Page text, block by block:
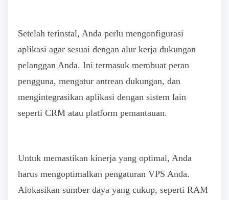
Setelah terinstal, Anda perlu mengonfigurasi
aplikasi agar sesuai dengan alur kerja dukungan
pelanggan Anda. Ini termasuk membuat peran
pengguna, mengatur antrean dukungan, dan
mengintegrasikan aplikasi dengan sistem lain
seperti CRM atau platform pemantauan.
Untuk memastikan kinerja yang optimal, Anda
harus mengoptimalkan pengaturan VPS Anda.
Alokasikan sumber daya yang cukup, seperti RAM